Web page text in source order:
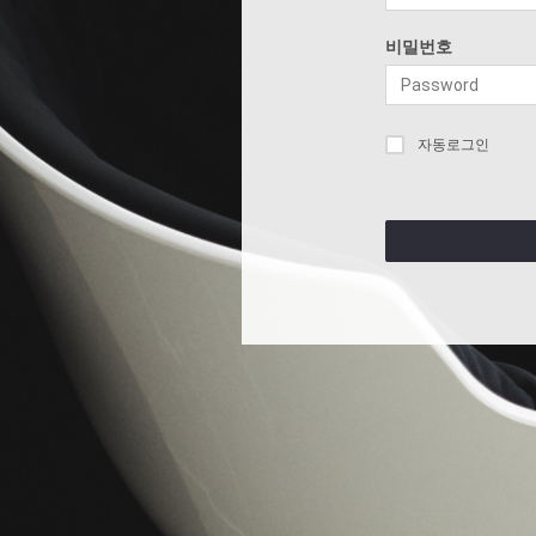
비밀번호
자동로그인